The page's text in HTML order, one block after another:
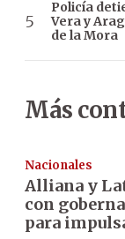
Policía
Vera y
de la Mora
Más
Nacionales
Alliana y
con
para